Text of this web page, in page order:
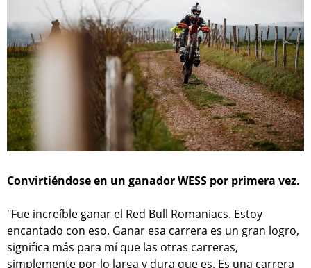
Convirtiéndose en un ganador WESS por primera vez.
"Fue increíble ganar el Red Bull Romaniacs. Estoy
encantado con eso. Ganar esa carrera es un gran logro,
significa más para mí que las otras carreras,
simplemente por lo larga y dura que es. Es una carrera